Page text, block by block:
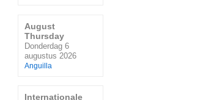
August
Thursday
Donderdag 6
augustus 2026
Anguilla
Internationale